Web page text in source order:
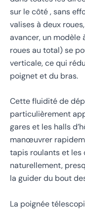
sur le côté , sans
valises à deux
avancer, un modèle
roues au total) se
verticale, ce qui
poignet et du bras.
Cette fluidité de
particulièrement
gares et les halls
manœuvrer
tapis roulants et les
naturellement,
la guider du bout
La poignée